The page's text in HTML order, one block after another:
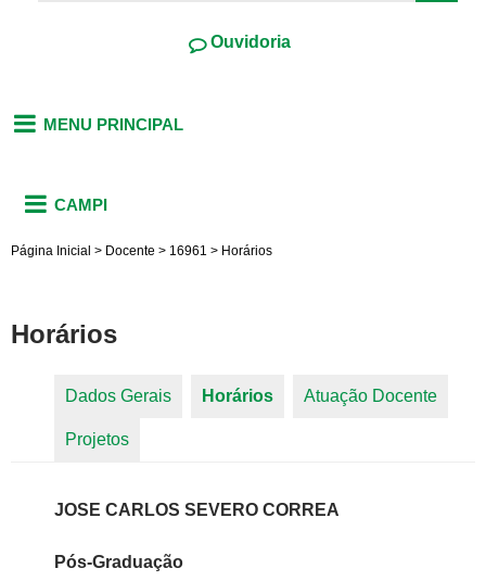
Ouvidoria
MENU PRINCIPAL
CAMPI
Página Inicial > Docente > 16961 > Horários
Horários
Dados Gerais Horários (aba ativa)
Atuação Docente
Projetos
JOSE CARLOS SEVERO CORREA
Pós-Graduação